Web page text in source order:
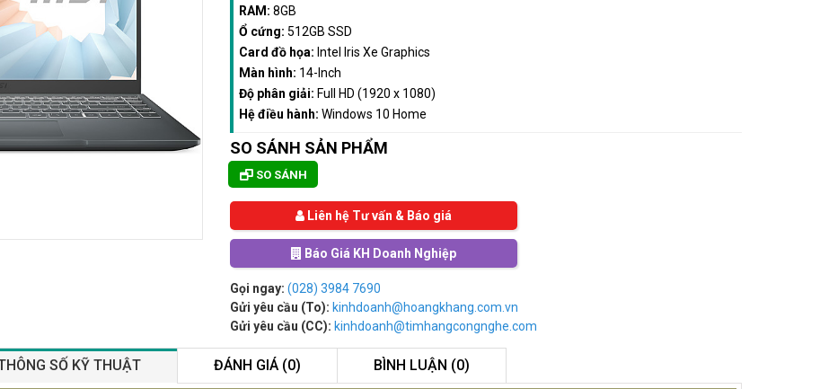
RAM: 8GB
Ổ cứng: 512GB SSD
Card đồ họa: Intel Iris Xe Graphics
Màn hình: 14-Inch
Độ phân giải: Full HD (1920 x 1080)
Hệ điều hành: Windows 10 Home
SO SÁNH SẢN PHẨM
SO SÁNH
Liên hệ Tư vấn & Báo giá
Báo Giá KH Doanh Nghiệp
Gọi ngay: (028) 3984 7690
Gửi yêu cầu (To): kinhdoanh@hoangkhang.com.vn
Gửi yêu cầu (CC): kinhdoanh@timhangcongnghe.com
SỐ KỸ THUẬT ĐÁNH GIÁ (0) BÌNH LUẬN (0)